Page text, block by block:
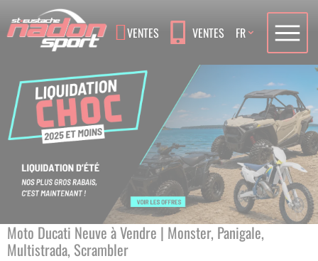
VENTES VENTES Language
FR
Moto Ducati Neuve à Vendre | Monster, Panigale,
Multistrada, Scrambler